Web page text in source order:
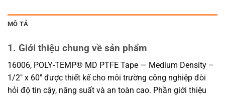
MÔ TẢ
1. Giới thiệu chung về sản phẩm
16006, POLY-TEMP® MD PTFE Tape — Medium Density –
1/2″ x 60″ được thiết kế cho môi trường công nghiệp đòi
hỏi độ tin cậy, năng suất và an toàn cao. Phần giới thiệu